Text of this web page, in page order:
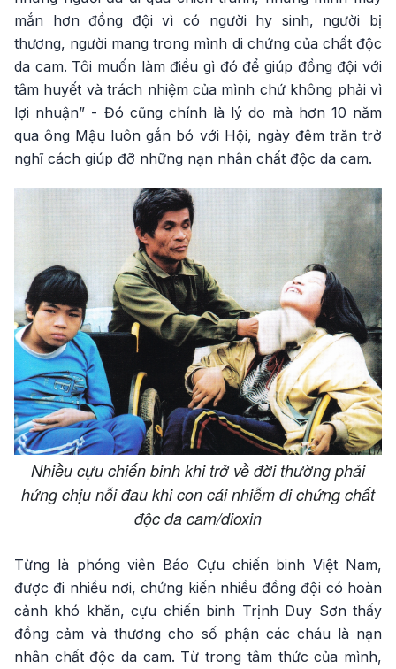
mắn hơn đồng đội vì có người hy sinh, người bị
thương, người mang trong mình di chứng của chất độc
da cam. Tôi muốn làm điều gì đó để giúp đồng đội với
tâm huyết và trách nhiệm của mình chứ không phải vì
lợi nhuận” - Đó cũng chính là lý do mà hơn 10 năm
qua ông Mậu luôn gắn bó với Hội, ngày đêm trăn trở
nghĩ cách giúp đỡ những nạn nhân chất độc da cam.
Nhiều cựu chiến binh khi trở về đời thường phải
hứng chịu nỗi đau khi con cái nhiễm di chứng chất
độc da cam/dioxin
Từng là phóng viên Báo Cựu chiến binh Việt Nam,
được đi nhiều nơi, chứng kiến nhiều đồng đội có hoàn
cảnh khó khăn, cựu chiến binh Trịnh Duy Sơn thấy
đồng cảm và thương cho số phận các cháu là nạn
nhân chất độc da cam. Từ trong tâm thức của mình,